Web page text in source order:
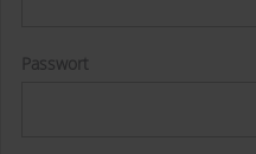
Passwort